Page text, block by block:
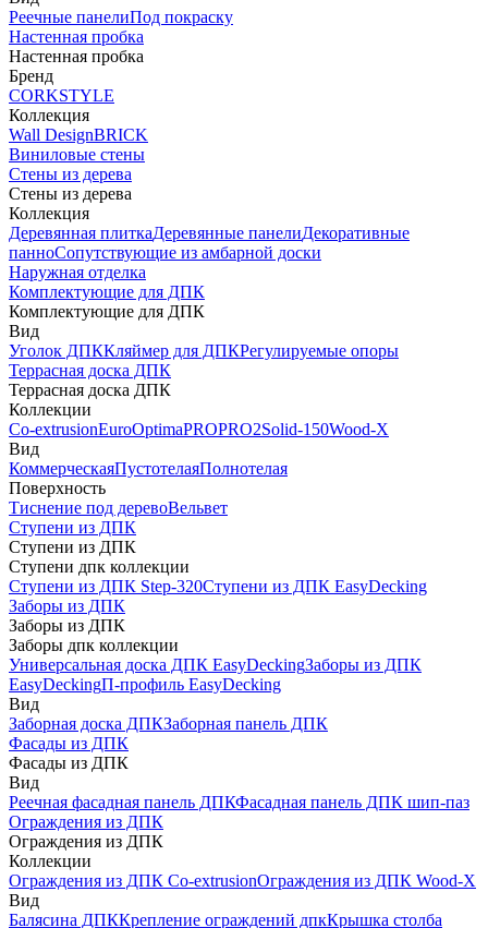
Реечные панелиПод покраску
Настенная пробка
Настенная пробка
Бренд
CORKSTYLE
Коллекция
Wall DesignBRICK
Виниловые стены
Стены из дерева
Стены из дерева
Коллекция
Деревянная плиткаДеревянные панелиДекоративные
панноСопутствующие из амбарной доски
Наружная отделка
Комплектующие для ДПК
Комплектующие для ДПК
Вид
Уголок ДПККляймер для ДПКРегулируемые опоры
Террасная доска ДПК
Террасная доска ДПК
Коллекции
Co-extrusionEuroOptimaPROPRO2Solid-150Wood-X
Вид
КоммерческаяПустотелаяПолнотелая
Поверхность
Тиснение под деревоВельвет
Ступени из ДПК
Ступени из ДПК
Ступени дпк коллекции
Ступени из ДПК Step-320Ступени из ДПК EasyDecking
Заборы из ДПК
Заборы из ДПК
Заборы дпк коллекции
Универсальная доска ДПК EasyDeckingЗаборы из ДПК
EasyDeckingП-профиль EasyDecking
Вид
Заборная доска ДПКЗаборная панель ДПК
Фасады из ДПК
Фасады из ДПК
Вид
Реечная фасадная панель ДПКФасадная панель ДПК шип-паз
Ограждения из ДПК
Ограждения из ДПК
Коллекции
Ограждения из ДПК Co-extrusionОграждения из ДПК Wood-X
Вид
Балясина ДПККрепление ограждений дпкКрышка столба